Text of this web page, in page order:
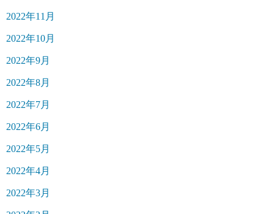
2022年11月
2022年10月
2022年9月
2022年8月
2022年7月
2022年6月
2022年5月
2022年4月
2022年3月